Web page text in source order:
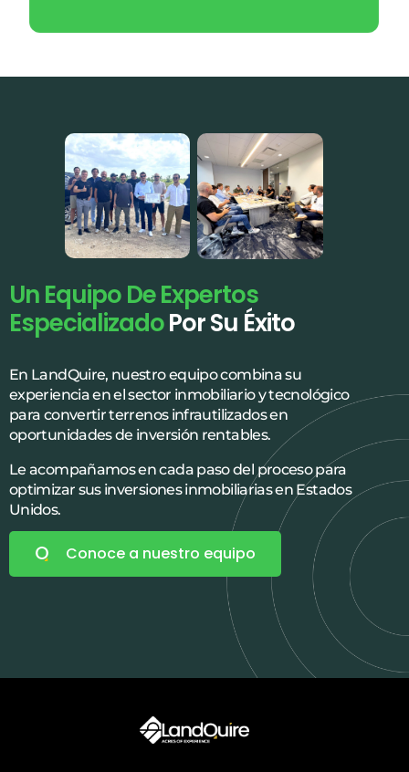
Un Equipo De Expertos
EspecializadoPor Su Éxito
En LandQuire, nuestro equipo combina su
experiencia en el sector inmobiliario y tecnológico
para convertir terrenos infrautilizados en
oportunidades de inversión rentables.
Le acompañamos en cada paso del proceso para
optimizar sus inversiones inmobiliarias en Estados
Unidos.
Conoce a nuestro equipo